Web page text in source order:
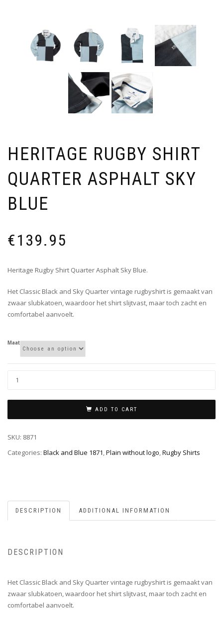
HERITAGE RUGBY SHIRT
QUARTER ASPHALT SKY
BLUE
€139.95
Heritage Rugby Shirt Quarter Asphalt Sky Blue.
Het Classic Black and Sky Quarter vintage rugbyshirt is gemaakt van
zwaar slubkatoen, waardoor het shirt slijtvast, maar toch zacht en
comfortabel aanvoelt.
Maat
ADD TO CART
SKU: 8871
Categories: Black and Blue 1871,Plain without logo,Rugby Shirts
DESCRIPTION ADDITIONAL INFORMATION
DESCRIPTION
Het Classic Black and Sky Quarter vintage rugbyshirt is gemaakt van
zwaar slubkatoen, waardoor het shirt slijtvast, maar toch zacht en
comfortabel aanvoelt.